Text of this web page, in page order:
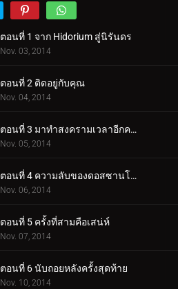
ตอนที่ 1 จาก Hidorium สู่นิรันดร
Nov. 03, 2014
ตอนที่ 2 ติดอยู่กับคุณ
Nov. 04, 2014
ตอนที่ 3 มาทำสงครามเวลาอีกครั้ง
Nov. 05, 2014
ตอนที่ 4 ความลับของดอสซานโตส
Nov. 06, 2014
ตอนที่ 5 ครั้งที่สามคือเสน่ห์
Nov. 07, 2014
ตอนที่ 6 นับถอยหลังครั้งสุดท้าย
Nov. 10, 2014